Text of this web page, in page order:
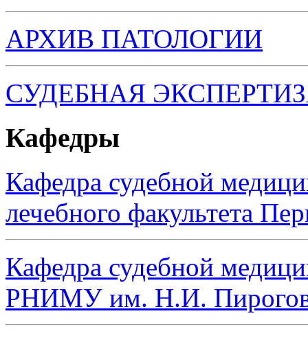
АРХИВ ПАТОЛОГИИ
СУДЕБНАЯ
Кафедры
Кафедра судебной
лечебного факультета
Кафедра судебной
РНИМУ им. Н.И.